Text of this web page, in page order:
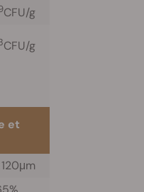
CFU/g
CFU/g
et